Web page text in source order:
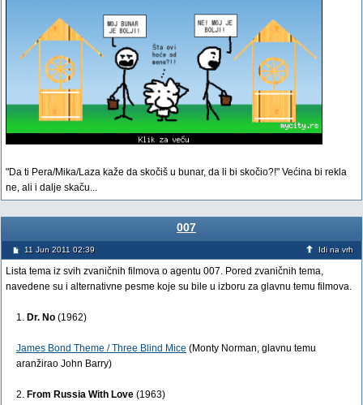
"Da ti Pera/Mika/Laza kaže da skočiš u bunar, da li bi skočio?!" Većina bi rekla
ne, ali i dalje skaču...
007
11 Jun 2011 02:39 Idi na vrh
Lista tema iz svih zvaničnih filmova o agentu 007. Pored zvaničnih tema,
navedene su i alternativne pesme koje su bile u izboru za glavnu temu filmova.
1. Dr. No (1962)
James Bond Theme / Three Blind Mice (Monty Norman, glavnu temu
aranžirao John Barry)
2. From Russia With Love (1963)